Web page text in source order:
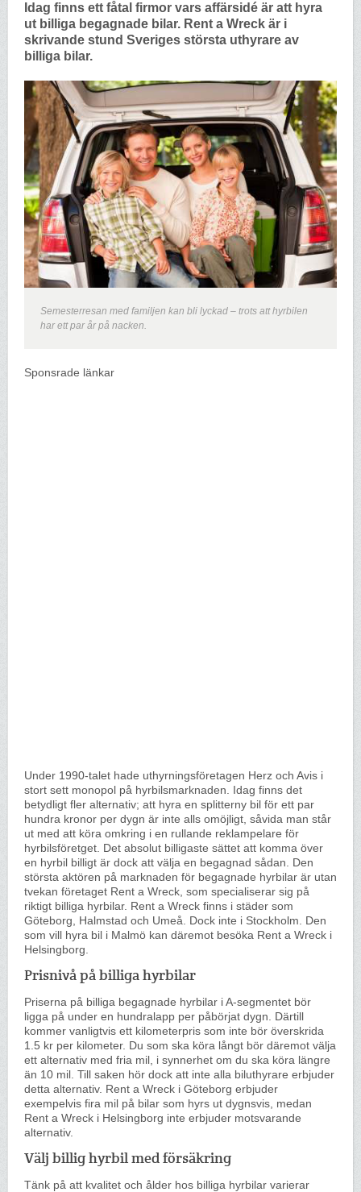
Idag finns ett fåtal firmor vars affärsidé är att hyra
ut billiga begagnade bilar. Rent a Wreck är i
skrivande stund Sveriges största uthyrare av
billiga bilar.
Semesterresan med familjen kan bli lyckad – trots att hyrbilen
har ett par år på nacken.
Sponsrade länkar
Under 1990-talet hade uthyrningsföretagen Herz och Avis i
stort sett monopol på hyrbilsmarknaden. Idag finns det
betydligt fler alternativ; att hyra en splitterny bil för ett par
hundra kronor per dygn är inte alls omöjligt, såvida man står
ut med att köra omkring i en rullande reklampelare för
hyrbilsföretget. Det absolut billigaste sättet att komma över
en hyrbil billigt är dock att välja en begagnad sådan. Den
största aktören på marknaden för begagnade hyrbilar är utan
tvekan företaget Rent a Wreck, som specialiserar sig på
riktigt billiga hyrbilar. Rent a Wreck finns i städer som
Göteborg, Halmstad och Umeå. Dock inte i Stockholm. Den
som vill hyra bil i Malmö kan däremot besöka Rent a Wreck i
Helsingborg.
Prisnivå på billiga hyrbilar
Priserna på billiga begagnade hyrbilar i A-segmentet bör
ligga på under en hundralapp per påbörjat dygn. Därtill
kommer vanligtvis ett kilometerpris som inte bör överskrida
1.5 kr per kilometer. Du som ska köra långt bör däremot välja
ett alternativ med fria mil, i synnerhet om du ska köra längre
än 10 mil. Till saken hör dock att inte alla biluthyrare erbjuder
detta alternativ. Rent a Wreck i Göteborg erbjuder
exempelvis fira mil på bilar som hyrs ut dygnsvis, medan
Rent a Wreck i Helsingborg inte erbjuder motsvarande
alternativ.
Välj billig hyrbil med försäkring
Tänk på att kvalitet och ålder hos billiga hyrbilar varierar